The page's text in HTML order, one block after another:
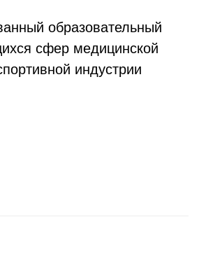
образовательный
сфер медицинской
индустрии